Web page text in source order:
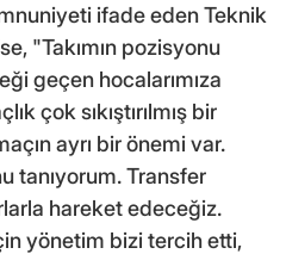
ifade eden Teknik
"Takımın pozisyonu
geçen hocalarımıza
çok sıkıştırılmış bir
ayrı bir önemi var.
tanıyorum. Transfer
hareket edeceğiz.
yönetim bizi tercih etti,